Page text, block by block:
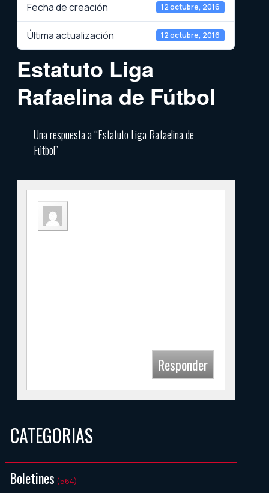
Fecha de creación 12 octubre, 2016
Última actualización 12 octubre, 2016
Estatuto Liga
Rafaelina de Fútbol
Una respuesta a “Estatuto Liga Rafaelina de
Fútbol”
Responder
CATEGORIAS
Boletines (564)